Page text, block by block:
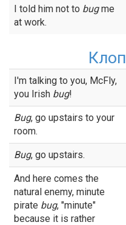
I told him not to bugme
at work.
Клоп
I'm talking to you, McFly,
you Irish bug!
Bug, go upstairs to your
room.
Bug, go upstairs.
And here comes the
natural enemy, minute
pirate bug, "minute"
because it is rather